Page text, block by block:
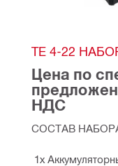
TE 4-22
Цена по
НДС
СОСТАВ
1х